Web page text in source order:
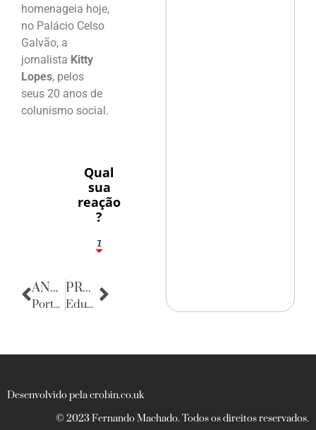
homenageia hoje,
no Palácio Celso
Galvão, a
jornalista Kitty
Lopes, pelos
seus 20 anos de
colunismo social.
Qual
sua
reação
?
1
7
ANTERIOR
Porta Retratos
PRÓXIMA
Eduardo, Renata & Confraternização
Desenvolvido pela crobin.co.uk
© 2023 Fernando Machado. Todos os direitos reservados.